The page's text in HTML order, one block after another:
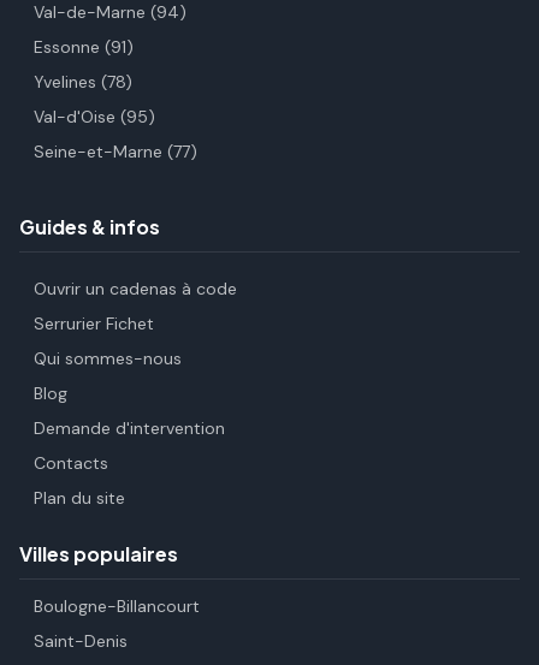
Val-de-Marne (94)
Essonne (91)
Yvelines (78)
Val-d'Oise (95)
Seine-et-Marne (77)
Guides & infos
Ouvrir un cadenas à code
Serrurier Fichet
Qui sommes-nous
Blog
Demande d'intervention
Contacts
Plan du site
Villes populaires
Boulogne-Billancourt
Saint-Denis